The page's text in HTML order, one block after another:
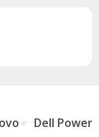
Dell